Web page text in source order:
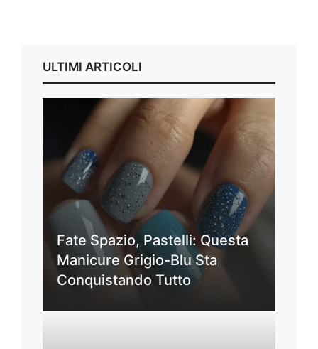
ULTIMI ARTICOLI
Fate Spazio, Pastelli: Questa
Manicure Grigio-Blu Sta
Conquistando Tutto